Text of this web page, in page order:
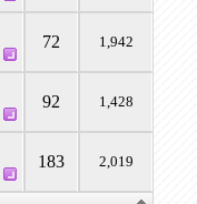
72 1,942
92 1,428
183 2,019